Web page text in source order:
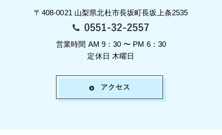
〒408-0021 山梨県北杜市長坂町長坂上条2535
営業時間 AM 9：30 〜 PM 6：30
定休日 木曜日